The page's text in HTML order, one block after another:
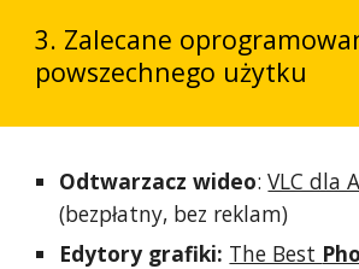
3. Zalecane
powszechnego użytku
Odtwarzacz wideo:VLC dla
(bezpłatny, bez reklam)
Edytory grafiki: The Best